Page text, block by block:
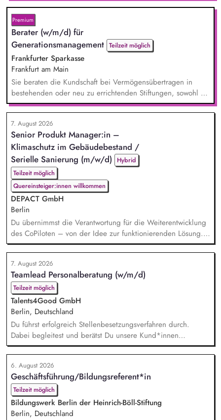
gehören: Individuelle Beratung von pflegenden und
sorgenden Angehörigen, Case Management und Entwicklung
passgenauer Unterstützungslösungen, Vermittlung von Pflege-
und Unterstützungsangeboten, Planung und Durchführung
von Pro...
Premium
Berater (w/m/d) für
Generationsmanagement Teilzeit möglich
Frankfurter Sparkasse
Frankfurt am Main
Sie beraten die Kundschaft bei Vermögensübertragen in
bestehenden oder neu zu errichtenden Stiftungen, sowohl zu
Lebzeiten als auch im Rahmen der Nachlassplanung. Sie
übernehmen eigenverantwortlich alle relevanten Aufgaben
bei der Testamentsvollstreckung und Nachlassverwaltung. Sie
wirken aktiv an Werbemaßnahmen im Stiftungs- und
Nachlassmanagement mit, auch in kreativer Hinsicht.
7. August 2026
Senior Produkt Manager:in –
Klimaschutz im Gebäudebestand /
Serielle Sanierung (m/w/d)
Hybrid
Teilzeit möglich
Quereinsteiger:innen willkommen
DEPACT GmbH
Berlin
Du übernimmst die Verantwortung für die Weiterentwicklung
des CoPiloten – von der Idee zur funktionierenden Lösung.
Im Zentrum stehen die Umsetzung und Implementierung: Du
verstehst die zugrunde liegenden Prozesse, optimierst sie,
und entwickelst daraus unser Produkt weiter, zusammen mit
unseren Partnern der Branche.
7. August 2026
Teamlead Personalberatung (w/m/d)
Teilzeit möglich
Talents4Good GmbH
Berlin, Deutschland
Du führst erfolgreich Stellenbesetzungsverfahren durch.
Dabei begleitest und berätst Du unsere Kund*innen
partnerschaftlich – vom Auftaktbriefing bis zur erfolgreichen
Besetzung. Du hältst die Fäden in unserem Team
Personalberatung zusammen und bist erste*r
Ansprechpartner*in sowie wichtigste*r Sparringspartner*in
für drei Kolleg*innen. Zudem bist Du Teil des Leitungskreises
zur strategisch...
6. August 2026
Geschäftsführung/Bildungsreferent*in
Teilzeit möglich
Bildungswerk Berlin der Heinrich-Böll-Stiftung
Berlin, Deutschland